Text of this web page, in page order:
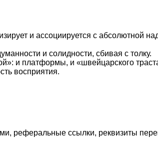
и ассоциируется с абсолютной
и солидности, сбивая с толку.
и платформы, и «швейцарского
восприятия.
реферальные ссылки, реквизиты